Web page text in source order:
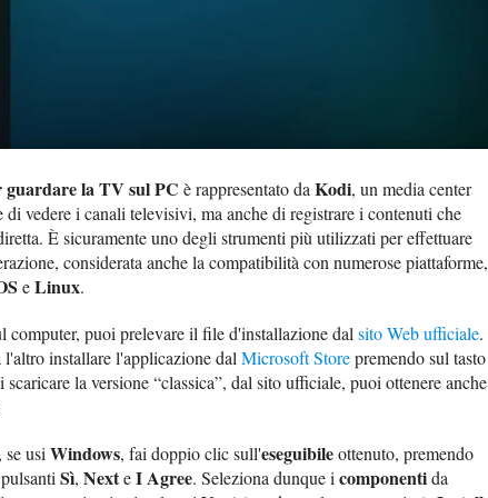
guardare la TV sul PC è rappresentato daKodi, un media center
di vedere i canali televisivi, ma anche di registrare i contenuti che
È sicuramente uno degli strumenti più utilizzati per effettuare
considerata anche la compatibilità con numerose piattaforme,
eLinux.
computer, puoi prelevare il file d'installazione dalsito Web ufficiale.
l'altro installare l'applicazione dalMicrosoft Storepremendo sul tasto
scaricare la versione “classica”, dal sito ufficiale, puoi ottenere anche
se usiWindows, fai doppio clic sull'eseguibileottenuto, premendo
Sì, NexteI Agree. Seleziona dunque icomponentida